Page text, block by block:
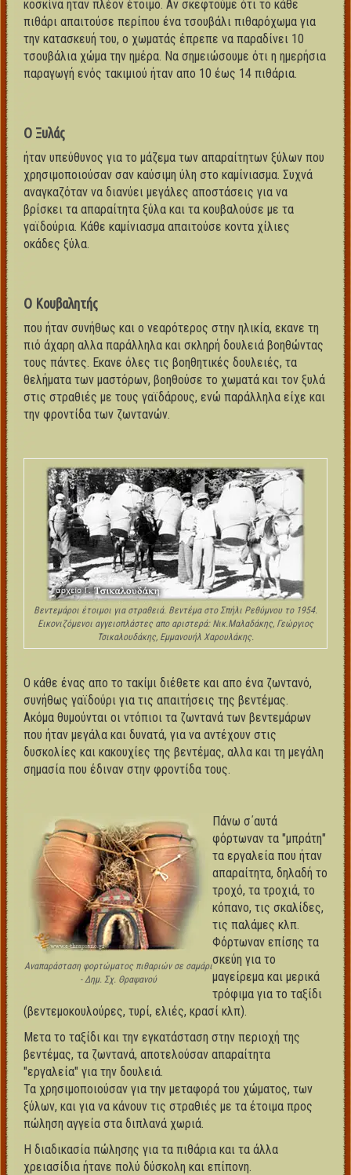
κοσκίνα ήταν πλέον έτοιμο. Αν σκεφτούμε ότι το κάθε
πιθάρι απαιτούσε περίπου ένα τσουβάλι πιθαρόχωμα για
την κατασκευή του, ο χωματάς έπρεπε να παραδίνει 10
τσουβάλια χώμα την ημέρα. Να σημειώσουμε ότι η ημερήσια
παραγωγή ενός τακιμιού ήταν απο 10 έως 14 πιθάρια.
Ο Ξυλάς
ήταν υπεύθυνος για το μάζεμα των απαραίτητων ξύλων που
χρησιμοποιούσαν σαν καύσιμη ύλη στο καμίνιασμα. Συχνά
αναγκαζόταν να διανύει μεγάλες αποστάσεις για να
βρίσκει τα απαραίτητα ξύλα και τα κουβαλούσε με τα
γαϊδούρια. Κάθε καμίνιασμα απαιτούσε κοντα χίλιες
οκάδες ξύλα.
Ο Κουβαλητής
που ήταν συνήθως και ο νεαρότερος στην ηλικία, εκανε τη
πιό άχαρη αλλα παράλληλα και σκληρή δουλειά βοηθώντας
τους πάντες. Εκανε όλες τις βοηθητικές δουλειές, τα
θελήματα των μαστόρων, βοηθούσε το χωματά και τον ξυλά
στις στραθιές με τους γαϊδάρους, ενώ παράλληλα είχε και
την φροντίδα των ζωντανών.
Βεντεμάροι έτοιμοι για στραθειά. Βεντέμα στο Σπήλι Ρεθύμνου το 1954.
Εικονιζόμενοι αγγειοπλάστες απο αριστερά: Νικ.Μαλαδάκης, Γεώργιος
Τσικαλουδάκης, Εμμανουήλ Χαρουλάκης.
Ο κάθε ένας απο το τακίμι διέθετε και απο ένα ζωντανό,
συνήθως γαϊδούρι για τις απαιτήσεις της βεντέμας.
Ακόμα θυμούνται οι ντόπιοι τα ζωντανά των βεντεμάρων
που ήταν μεγάλα και δυνατά, για να αντέχουν στις
δυσκολίες και κακουχίες της βεντέμας, αλλα και τη μεγάλη
σημασία που έδιναν στην φροντίδα τους.
Αναπαράσταση φορτώματος πιθαριών σε σαμάρι
- Δημ. Σχ. Θραψανού
Πάνω σ΄αυτά
φόρτωναν τα "μπράτη"
τα εργαλεία που ήταν
απαραίτητα, δηλαδή το
τροχό, τα τροχιά, το
κόπανο, τις σκαλίδες,
τις παλάμες κλπ.
Φόρτωναν επίσης τα
σκεύη για το
μαγείρεμα και μερικά
τρόφιμα για το ταξίδι
(βεντεμοκουλούρες, τυρί, ελιές, κρασί κλπ).
Μετα το ταξίδι και την εγκατάσταση στην περιοχή της
βεντέμας, τα ζωντανά, αποτελούσαν απαραίτητα
"εργαλεία" για την δουλειά.
Τα χρησιμοποιούσαν για την μεταφορά του χώματος, των
ξύλων, και για να κάνουν τις στραθιές με τα έτοιμα προς
πώληση αγγεία στα διπλανά χωριά.
Η διαδικασία πώλησης για τα πιθάρια και τα άλλα
χρειασίδια ήτανε πολύ δύσκολη και επίπονη.